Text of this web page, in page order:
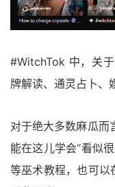
#WitchTok 中，关
牌解读、通灵占卜、
对于绝大多数麻瓜而
能在这儿学会“看似
等巫术教程，也可以